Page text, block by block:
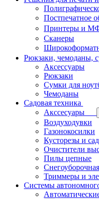
Постпечатное
Принтеры и
Сканеры
Рюкзаки, чемоданы,
Аксессуары
Рюкзаки
Сумки для
Чемоданы
Садовая техника
Акссесуары
Воздуходувки
Газонокосилки
Кусторезы и
Очистители
Пилы цепные
Триммеры и
Системы